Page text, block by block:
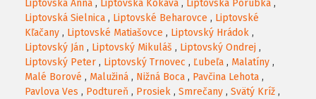
Liptovská Anna , Liptovská Kokava , Liptovská Porúbka ,
Liptovská Sielnica , Liptovské Beharovce , Liptovské
Kľačany , Liptovské Matiašovce , Liptovský Hrádok ,
Liptovský Ján , Liptovský Mikuláš , Liptovský Ondrej ,
Liptovský Peter , Liptovský Trnovec , Ľubeľa , Malatíny ,
Malé Borové , Malužiná , Nižná Boca , Pavčina Lehota ,
Pavlova Ves , Podtureň , Prosiek , Smrečany , Svätý Kríž ,